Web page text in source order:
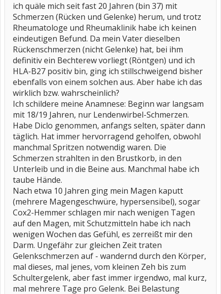
ich quäle mich seit fast 20 Jahren (bin 37) mit
Schmerzen (Rücken und Gelenke) herum, und trotz
Rheumatologe und Rheumaklinik habe ich keinen
eindeutigen Befund. Da mein Vater dieselben
Rückenschmerzen (nicht Gelenke) hat, bei ihm
definitiv ein Bechterew vorliegt (Röntgen) und ich
HLA-B27 positiv bin, ging ich stillschweigend bisher
ebenfalls von einem solchen aus. Aber habe ich das
wirklich bzw. wahrscheinlich?
Ich schildere meine Anamnese: Beginn war langsam
mit 18/19 Jahren, nur Lendenwirbel-Schmerzen.
Habe Diclo genommen, anfangs selten, später dann
täglich. Hat immer hervorragend geholfen, obwohl
manchmal Spritzen notwendig waren. Die
Schmerzen strahlten in den Brustkorb, in den
Unterleib und in die Beine aus. Manchmal habe ich
taube Hände.
Nach etwa 10 Jahren ging mein Magen kaputt
(mehrere Magengeschwüre, hypersensibel), sogar
Cox2-Hemmer schlagen mir nach wenigen Tagen
auf den Magen, mit Schutzmitteln habe ich nach
wenigen Wochen das Gefühl, es zerreißt mir den
Darm. Ungefähr zur gleichen Zeit traten
Gelenkschmerzen auf - wandernd durch den Körper,
mal dieses, mal jenes, vom kleinen Zeh bis zum
Schultergelenk, aber fast immer irgendwo, mal kurz,
mal mehrere Tage pro Gelenk. Bei Belastung